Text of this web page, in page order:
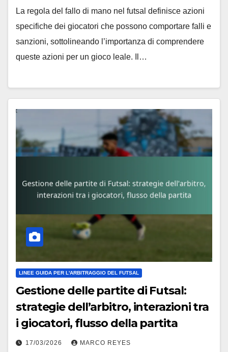
La regola del fallo di mano nel futsal definisce azioni
specifiche dei giocatori che possono comportare falli e
sanzioni, sottolineando l’importanza di comprendere
queste azioni per un gioco leale. Il…
LINEE GUIDA PER L'ARBITRAGGIO DEL FUTSAL
Gestione delle partite di Futsal:
strategie dell’arbitro, interazioni tra
i giocatori, flusso della partita
17/03/2026 MARCO REYES